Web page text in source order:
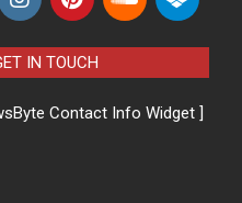
IN TOUCH
Contact Info Widget ]